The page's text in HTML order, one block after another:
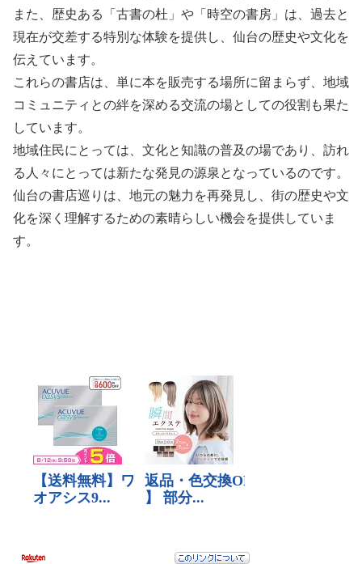
また、歴史ある「古書の杜」や「時空の書房」は、過去と
現在が交差する特別な体験を提供し、仙台の歴史や文化を
伝えています。
これらの書店は、単に本を販売する場所に留まらず、地域
コミュニティとの絆を深める交流の場としての役割も果た
しています。
地域住民にとっては、文化と知識の普及の場であり、訪れ
る人々にとっては新たな発見の源泉となっているのです。
仙台の書店巡りは、地元の魅力を再発見し、街の歴史や文
化を深く理解するための素晴らしい機会を提供していま
す。